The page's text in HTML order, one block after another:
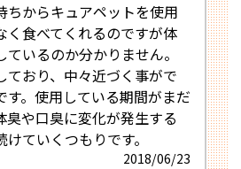
ちからキュアペットを使用
く食べてくれるのですが体
いるのか分かりません。
ており、中々近づく事がで
す。使用している期間がまだ
臭や口臭に変化が発生する
ていくつもりです。
2018/06/23